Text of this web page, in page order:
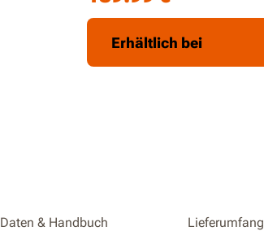
Erhältlich bei
Daten & Handbuch Lieferumfang